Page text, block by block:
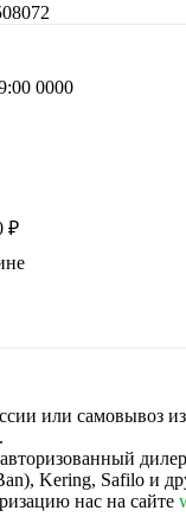
0000
₽
или самовывоз
Kering, Safilo и
нас на сайте